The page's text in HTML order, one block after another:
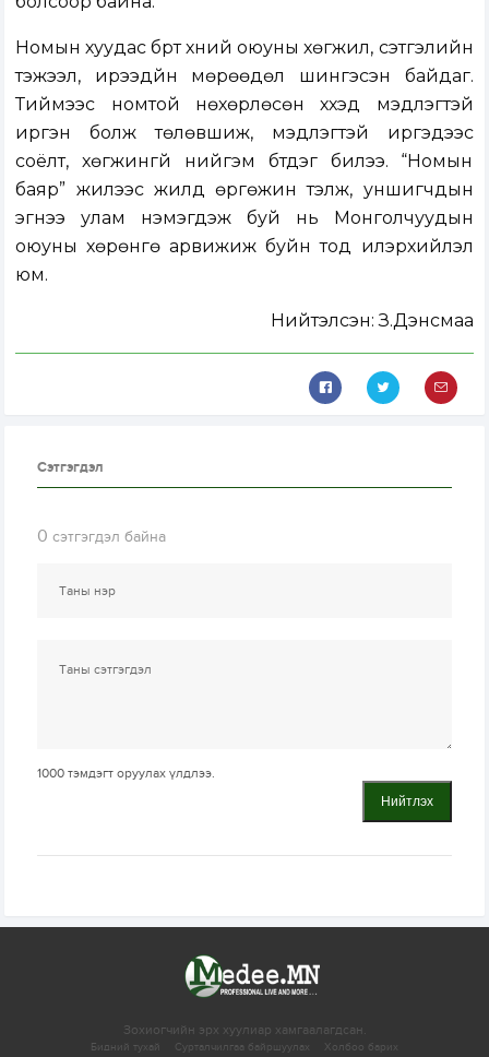
Номын хуудас бүрт хүний оюуны хөгжил, сэтгэлийн
тэжээл, ирээдүйн мөрөөдөл шингэсэн байдаг.
Тиймээс номтой нөхөрлөсөн хүүхэд мэдлэгтэй
иргэн болж төлөвшиж, мэдлэгтэй иргэдээс
соёлт, хөгжингүй нийгэм бүтдэг билээ. “Номын
баяр” жилээс жилд өргөжин тэлж, уншигчдын
эгнээ улам нэмэгдэж буй нь Монголчуудын
оюуны хөрөнгө арвижиж буйн тод илэрхийлэл
юм.
Нийтэлсэн:З.Дэнсмаа
Сэтгэгдэл
0 сэтгэгдэл байна
1000 тэмдэгт оруулах үлдлээ.
Нийтлэх
Зохиогчийн эрх хуулиар хамгаалагдсан.
Бидний тухай Сурталчилгаа байршуулах Холбоо барих